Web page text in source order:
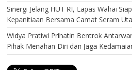
Sinergi Jelang HUT RI, Lapas Wahai
Kepanitiaan Bersama Camat Seram
Widya Pratiwi Prihatin Bentrok
Pihak Menahan Diri dan Jaga